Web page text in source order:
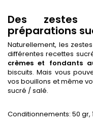
Des zestes
préparations
Naturellement, les
différentes recettes
crèmes et fondants
biscuits. Mais vous
vos bouillons et même
sucré / salé.
Conditionnements: 50 gr,